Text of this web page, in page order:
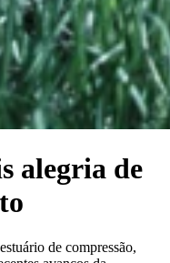
alegria de
de compressão,